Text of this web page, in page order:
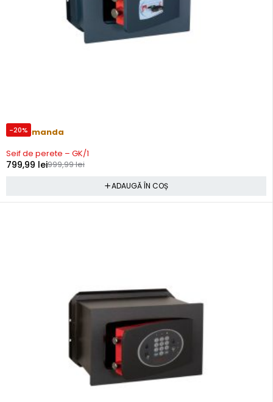
-20%
Precomanda
Seif de perete – GK/1
999,99lei
799,99 lei
ADAUGĂ ÎN COȘ